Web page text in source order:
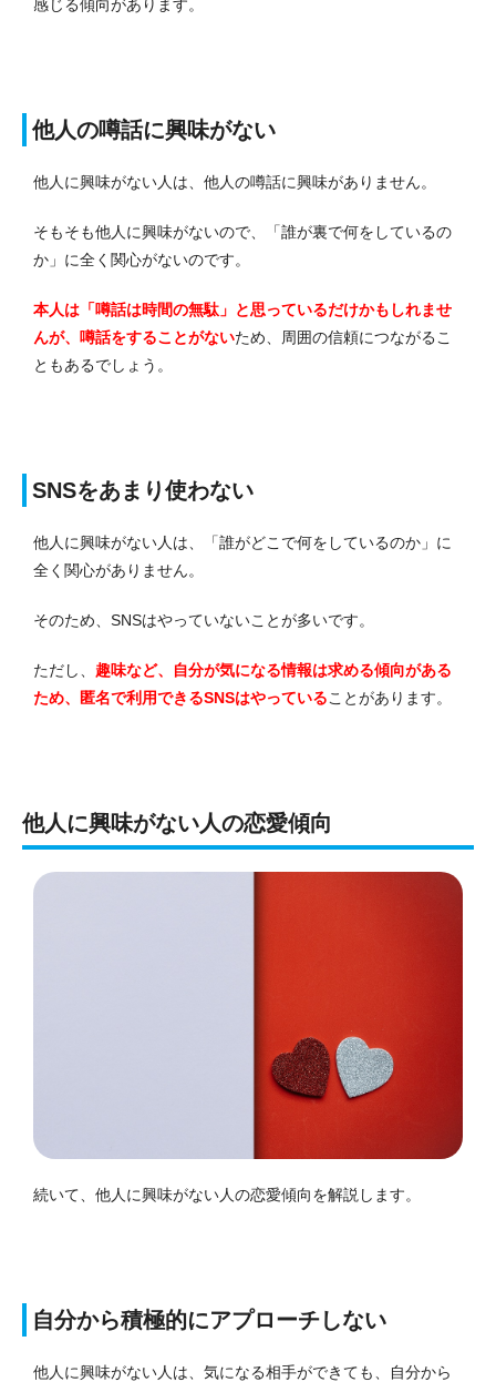
感じる傾向があります。
他人の噂話に興味がない
他人に興味がない人は、他人の噂話に興味がありません。
そもそも他人に興味がないので、「誰が裏で何をしているの
か」に全く関心がないのです。
本人は「噂話は時間の無駄」と思っているだけかもしれませ
んが、噂話をすることがないため、周囲の信頼につながるこ
ともあるでしょう。
SNSをあまり使わない
他人に興味がない人は、「誰がどこで何をしているのか」に
全く関心がありません。
そのため、SNSはやっていないことが多いです。
ただし、 趣味など、自分が気になる情報は求める傾向がある
ため、匿名で利用できるSNSはやっていることがあります。
他人に興味がない人の恋愛傾向
続いて、他人に興味がない人の恋愛傾向を解説します。
自分から積極的にアプローチしない
他人に興味がない人は、気になる相手ができても、自分から